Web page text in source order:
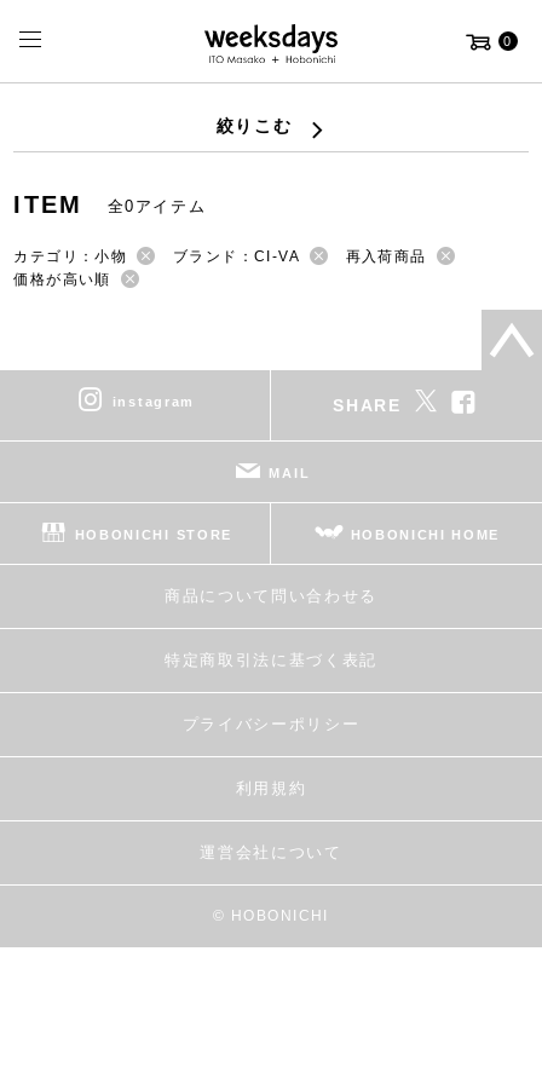
0
絞りこむ
ITEM 全0アイテム
カテゴリ：小物 ブランド：CI-VA
再入荷商品
価格が高い順
instagram SHARE
MAIL
HOBONICHI STORE HOBONICHI HOME
商品について問い合わせる
特定商取引法に基づく表記
プライバシーポリシー
利用規約
運営会社について
© HOBONICHI